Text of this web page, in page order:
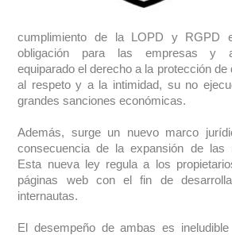
cumplimiento de la LOPD y RGPD
obligación para las empresas y
equiparado el derecho a la protección
al respeto y a la intimidad, su no
grandes sanciones económicas.
Además, surge un nuevo marco
consecuencia de la expansión de las
Esta nueva ley regula a los
páginas web con el fin de
internautas.
El desempeño de ambas es